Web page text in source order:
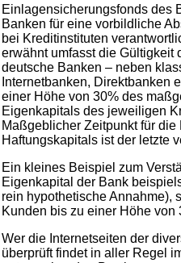
Einlagensicherungsfonds des
Banken für eine vorbildliche
bei Kreditinstituten
erwähnt umfasst die Gültigkeit
deutsche Banken – neben
Internetbanken, Direktbanken
einer Höhe von 30% des
Eigenkapitals des jeweiligen
Maßgeblicher Zeitpunkt für die
Haftungskapitals ist der letzte
Ein kleines Beispiel zum
Eigenkapital der Bank
rein hypothetische Annahme),
Kunden bis zu einer Höhe von
Wer die Internetseiten der
überprüft findet in aller Regel